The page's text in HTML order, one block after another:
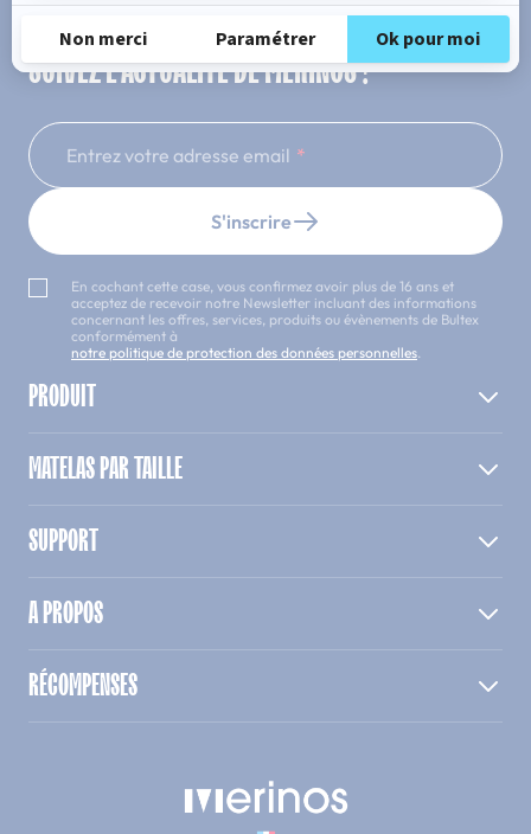
SUIVEZ L'ACTUALITÉ DE MERINOS !
Entrez votre adresse email
S'inscrire
En cochant cette case, vous confirmez avoir plus de 16 ans et
acceptez de recevoir notre Newsletter incluant des informations
concernant les offres, services, produits ou évènements de Bultex
conformément à
notre politique de protection des données personnelles.
PRODUIT
MATELAS PAR TAILLE
SUPPORT
A PROPOS
RÉCOMPENSES